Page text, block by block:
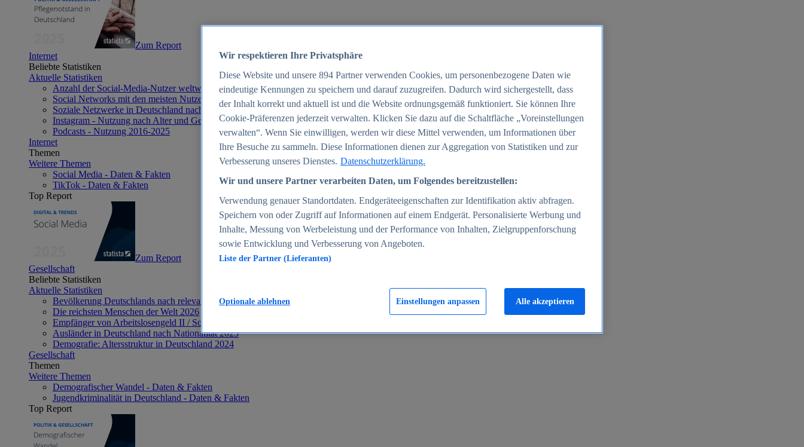
Zum Report
Internet
Beliebte Statistiken
Aktuelle Statistiken
Anzahl der Social-Media-Nutzer weltweit 2012-2025
Social Networks mit den meisten Nutzern weltweit 2025
Soziale Netzwerke in Deutschland nach Generationen 2025
Instagram - Nutzung nach Alter und Geschlecht in Deutschland 2025
Podcasts - Nutzung 2016-2025
Internet
Themen
Weitere Themen
Social Media - Daten & Fakten
TikTok - Daten & Fakten
Top Report
Zum Report
Gesellschaft
Beliebte Statistiken
Aktuelle Statistiken
Bevölkerung Deutschlands nach relevanten Altersgruppen 2024
Die reichsten Menschen der Welt 2026
Empfänger von Arbeitslosengeld II / Sozialgeld / Bürgergeld in Deutschland 2005-2025
Ausländer in Deutschland nach Nationalität 2025
Demografie: Altersstruktur in Deutschland 2024
Gesellschaft
Themen
Weitere Themen
Demografischer Wandel - Daten & Fakten
Jugendkriminalität in Deutschland - Daten & Fakten
Top Report
Wir respektieren Ihre Privatsphäre
Diese Website und unsere 894 Partner verwenden Cookies, um personenbezogene Daten wie
eindeutige Kennungen zu speichern und darauf zuzugreifen. Dadurch wird sichergestellt, dass
der Inhalt korrekt und aktuell ist und die Website ordnungsgemäß funktioniert. Sie können Ihre
Cookie-Präferenzen jederzeit verwalten. Klicken Sie dazu auf die Schaltfläche „Voreinstellungen
verwalten“. Wenn Sie einwilligen, werden wir diese Mittel verwenden, um Informationen über
Ihre Besuche zu sammeln. Diese Informationen dienen zur Aggregation von Statistiken und zur
Verbesserung unseres Dienstes. Datenschutzerklärung.
Wir und unsere Partner verarbeiten Daten, um Folgendes bereitzustellen:
Verwendung genauer Standortdaten. Endgeräteeigenschaften zur Identifikation aktiv abfragen.
Speichern von oder Zugriff auf Informationen auf einem Endgerät. Personalisierte Werbung und
Inhalte, Messung von Werbeleistung und der Performance von Inhalten, Zielgruppenforschung
sowie Entwicklung und Verbesserung von Angeboten.
Liste der Partner (Lieferanten)
Einstellungen anpassen
Optionale ablehnen Alle akzeptieren